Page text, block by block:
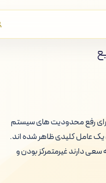
رفع محدودیت های سیستم
یک عامل کلیدی ظاهر شده اند.
دارند غیرمتمرکز بودن و